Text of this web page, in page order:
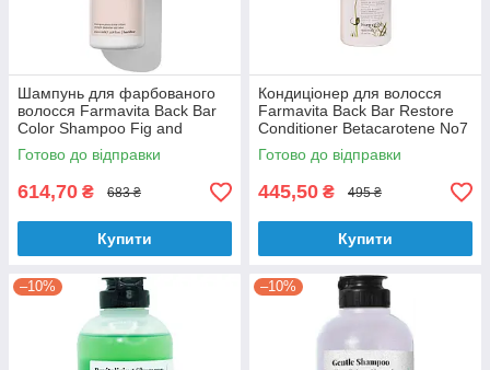
Шампунь для фарбованого
волосся Farmavita Back Bar
Color Shampoo Fig and
Almond No 1000 мл
Готово до відправки
614,70 ₴ 683 ₴
Купити
Кондиціонер для волосся
Farmavita Back Bar Restore
Conditioner Betacarotene No7
250 мл
Готово до відправки
445,50 ₴ 495 ₴
Купити
–10% –10%